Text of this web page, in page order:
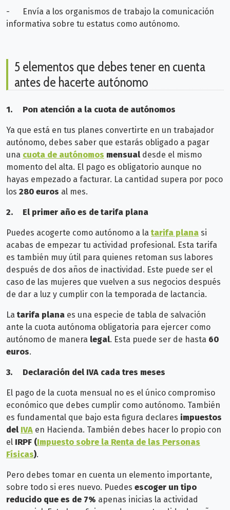
-
Envía a los organismos de trabajo la comunicación
informativa sobre tu estatus como autónomo.
5 elementos que debes tener en cuenta
antes de hacerte autónomo
1. Pon atención a la cuota de autónomos
Ya que está en tus planes convertirte en un trabajador
autónomo, debes saber que estarás obligado a pagar
una cuota de autónomos mensual desde el mismo
momento del alta. El pago es obligatorio aunque no
hayas empezado a facturar. La cantidad supera por poco
los 280 euros al mes.
2. El primer año es de tarifa plana
Puedes acogerte como autónomo a la tarifa plana si
acabas de empezar tu actividad profesional. Esta tarifa
es también muy útil para quienes retoman sus labores
después de dos años de inactividad. Este puede ser el
caso de las mujeres que vuelven a sus negocios después
de dar a luz y cumplir con la temporada de lactancia.
La tarifa plana es una especie de tabla de salvación
ante la cuota autónoma obligatoria para ejercer como
autónomo de manera legal. Esta puede ser de hasta 60
euros.
3. Declaración del IVA cada tres meses
El pago de la cuota mensual no es el único compromiso
económico que debes cumplir como autónomo. También
es fundamental que bajo esta figura declares impuestos
del IVA en Hacienda. También debes hacer lo propio con
el IRPF (Impuesto sobre la Renta de las Personas
Físicas).
Pero debes tomar en cuenta un elemento importante,
sobre todo si eres nuevo. Puedes escoger un tipo
reducido que es de 7% apenas inicias la actividad